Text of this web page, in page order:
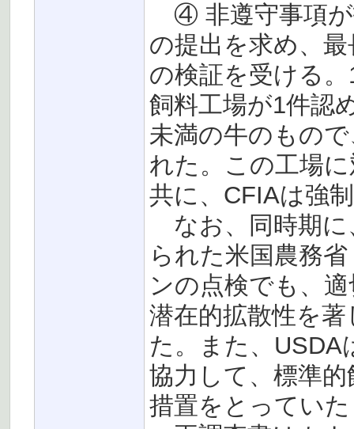
④ 非遵守事項が
の提出を求め、
の検証を受ける
飼料工場が1件認
未満の牛のもの
れた。この工場
共に、CFIAは強
なお、同時期に
られた米国農務
ンの点検でも、
潜在的拡散性を
た。また、USDA
協力して、標準
措置をとってい